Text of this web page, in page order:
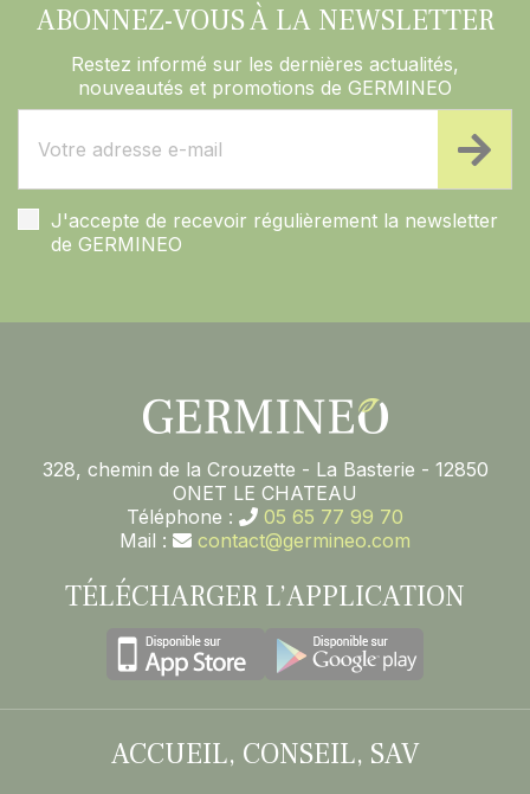
ABONNEZ-VOUS À LA NEWSLETTER
Restez informé sur les dernières actualités,
nouveautés et promotions de GERMINEO
J'accepte de recevoir régulièrement la newsletter
de GERMINEO
328, chemin de la Crouzette - La Basterie - 12850
ONET LE CHATEAU
Téléphone :
05 65 77 99 70
Mail :
contact@germineo.com
TÉLÉCHARGER L’APPLICATION
ACCUEIL, CONSEIL, SAV